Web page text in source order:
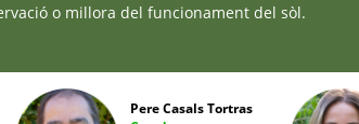
o millora del funcionament del sòl.
Pere Casals Tortras